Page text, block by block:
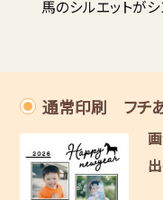
馬のシルエットが
通常印刷 フチ